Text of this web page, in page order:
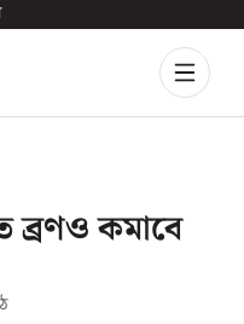
ব্রণও কমাবে